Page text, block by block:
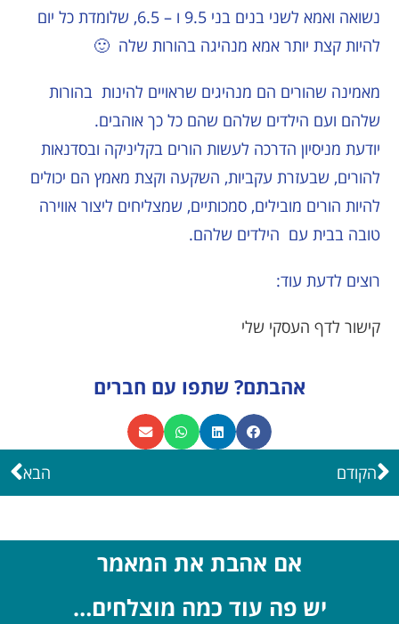
נשואה ואמא לשני בנים בני 9.5 ו – 6.5, שלומדת כל יום
להיות קצת יותר אמא מנהיגה בהורות שלה 🙂
מאמינה שהורים הם מנהיגים שראויים להינות בהורות
שלהם ועם הילדים שלהם שהם כל כך אוהבים.
יודעת מניסיון הדרכה לעשות הורים בקליניקה ובסדנאות
להורים, שבעזרת עקביות, השקעה וקצת מאמץ הם יכולים
להיות הורים מובילים, סמכותיים, שמצליחים ליצור אווירה
טובה בבית עם הילדים שלהם.
רוצים לדעת עוד:
קישור לדף העסקי שלי
אהבתם? שתפו עם חברים
הקודם הבא
אם אהבת את המאמר
יש פה עוד כמה מוצלחים…